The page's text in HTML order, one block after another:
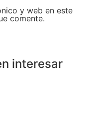
y web en este
comente.
interesar